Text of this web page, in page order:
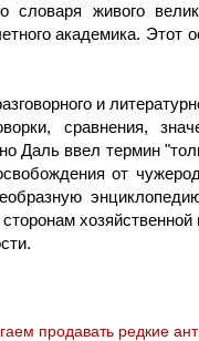
словаря живого
академика.
и
сравнения,
Даль ввел термин
от
продавать редкие